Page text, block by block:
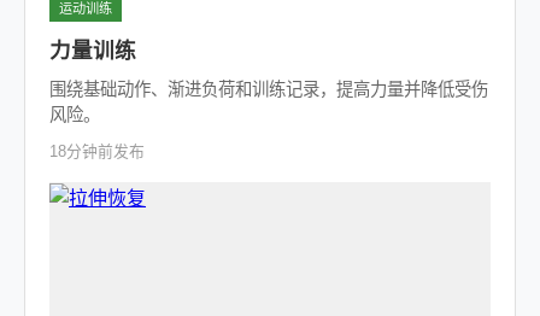
运动训练
力量训练
围绕基础动作、渐进负荷和训练记录，提高力量并降低受伤
风险。
18分钟前发布